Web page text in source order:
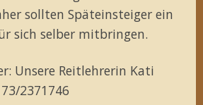
sollten Späteinsteiger ein
sich selber mitbringen.
Unsere Reitlehrerin Kati
2371746